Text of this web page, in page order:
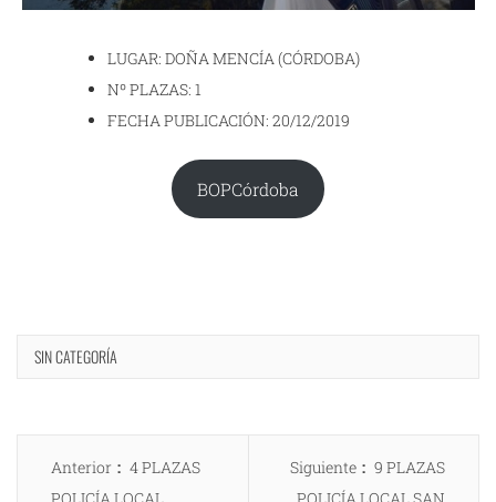
LUGAR: DOÑA MENCÍA (CÓRDOBA)
Nº PLAZAS: 1
FECHA PUBLICACIÓN: 20/12/2019
BOPCórdoba
SIN CATEGORÍA
Navegación
Anterior
Entrada
anterior:
4 PLAZAS
Siguiente
Entrada
siguiente:
9 PLAZAS